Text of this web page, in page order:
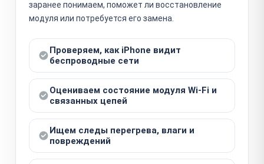
заранее понимаем, поможет ли восстановление
модуля или потребуется его замена.
Проверяем, как iPhone видит
беспроводные сети
Оцениваем состояние модуля Wi‑Fi и
связанных цепей
Ищем следы перегрева, влаги и
повреждений